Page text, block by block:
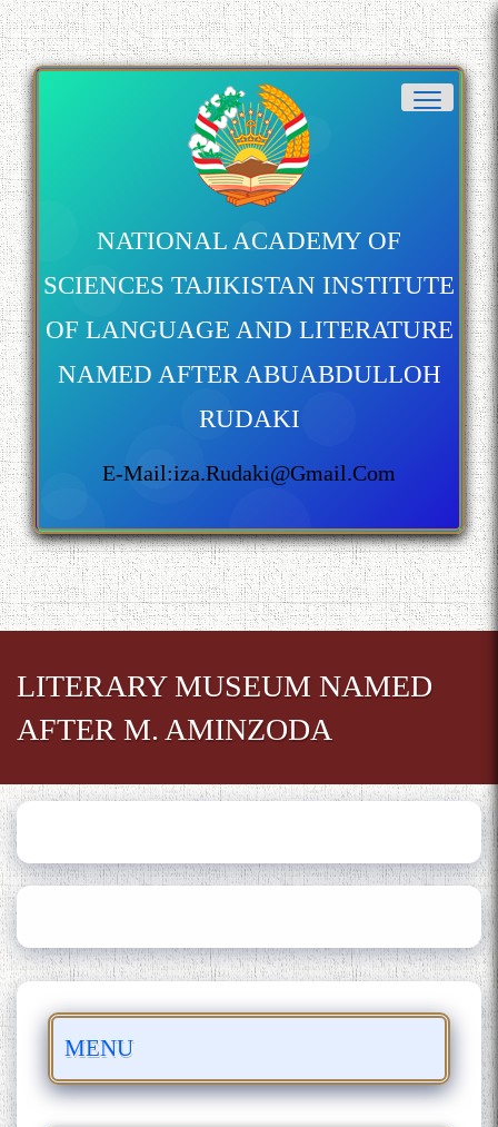
NATIONAL ACADEMY OF
SCIENCES TAJIKISTAN INSTITUTE
OF LANGUAGE AND LITERATURE
NAMED AFTER ABUABDULLOH
RUDAKI
E-Mail:iza.rudaki@gmail.com
LITERARY MUSEUM NAMED
AFTER M. AMINZODA
MENU
Сухбати навқаламон бо
Муъмин Қаноат\Meeting of
young talents with Mumyin
The Persian Gulf Beautiful
Қаноат (Ustod Mumin Qanoat)
Mehrafarin about the conflict
of the name of the Persian
Сайри Дарвоз бо Мӯъмин
Қаноат: Чанор ҳам "гап"
мезанад
ШАРҲИ МУЛОҚОТ БО АҲЛИ
АКАДЕМИЯИ МИЛЛИИ
БО 4 000 000 СОМОНӢ
ПАЙКАРА ВА ОСОРХОНАИ
ШУД!